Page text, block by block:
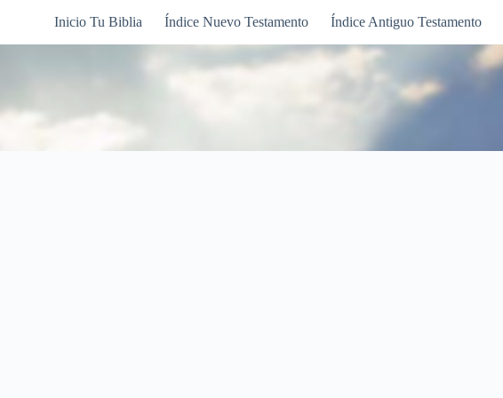
Inicio Tu Biblia Índice Nuevo Testamento Índice Antiguo Testamento